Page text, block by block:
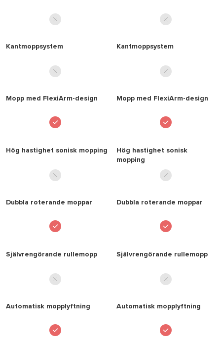
Q5 Pro Q5 Pro
Kantmoppsystem Kantmoppsystem
Mopp med FlexiArm-design Mopp med FlexiArm-design
Hög hastighet sonisk mopping
Hög hastighet sonisk
mopping
Dubbla roterande moppar Dubbla roterande moppar
Självrengörande rullemopp Självrengörande rullemopp
Automatisk mopplyftning Automatisk mopplyftning